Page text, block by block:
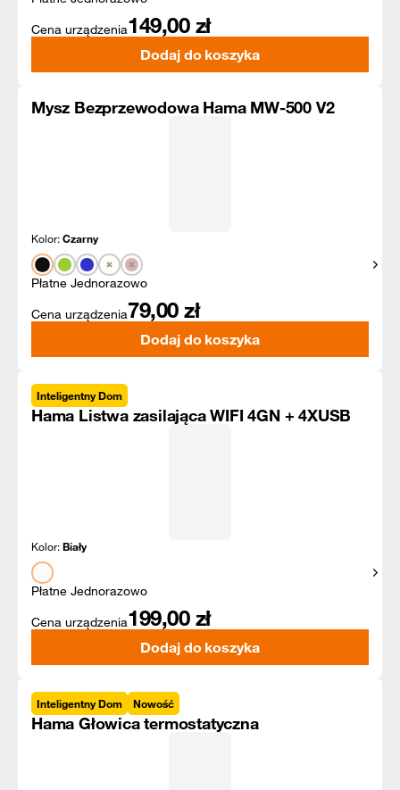
Cena urządzenia149,00 zł
Dodaj do koszyka
Mysz Bezprzewodowa Hama MW-500 V2
Kolor:Czarny
Płatne Jednorazowo
Cena urządzenia79,00 zł
Dodaj do koszyka
Inteligentny Dom
Hama Listwa zasilająca WIFI 4GN + 4XUSB
Kolor:Biały
Płatne Jednorazowo
Cena urządzenia199,00 zł
Dodaj do koszyka
Inteligentny Dom Nowość
Hama Głowica termostatyczna